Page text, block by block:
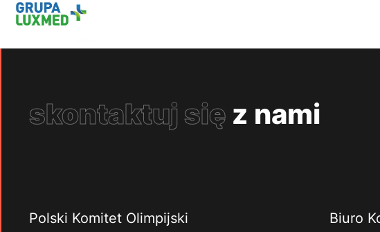
skontaktuj się z nami
Polski Komitet Olimpijski Biuro